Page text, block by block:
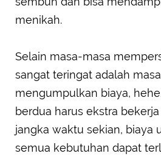
menikah.
Selain masa-masa
sangat teringat adalah
mengumpulkan biaya,
berdua harus ekstra
jangka waktu sekian, biaya
semua kebutuhan dapat